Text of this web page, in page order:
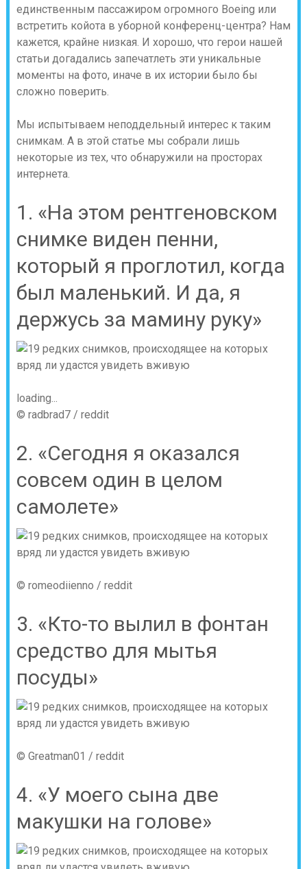
единственным пассажиром огромного Boeing или
встретить койота в уборной конференц-центра? Нам
кажется, крайне низкая. И хорошо, что герои нашей
статьи догадались запечатлеть эти уникальные
моменты на фото, иначе в их истории было бы
сложно поверить.
Мы испытываем неподдельный интерес к таким
снимкам. А в этой статье мы собрали лишь
некоторые из тех, что обнаружили на просторах
интернета.
1. «На этом рентгеновском
снимке виден пенни,
который я проглотил, когда
был маленький. И да, я
держусь за мамину руку»
loading...
© radbrad7 / reddit
2. «Сегодня я оказался
совсем один в целом
самолете»
© romeodiienno / reddit
3. «Кто-то вылил в фонтан
средство для мытья
посуды»
© Greatman01 / reddit
4. «У моего сына две
макушки на голове»